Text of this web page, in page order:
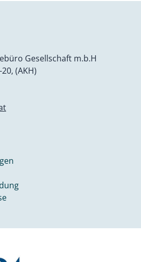
Gesellschaft m.b.H
(AKH)